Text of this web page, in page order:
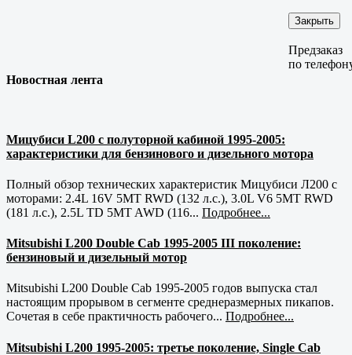
Закрыть
Предзаказ
по
Новостная лента
Мицубиси L200 с полуторной кабиной 1995-2005:
характеристики для бензинового и дизельного мотора
Полный обзор технических характеристик Мицубиси Л200 с
моторами: 2.4L 16V 5MT RWD (132 л.с.), 3.0L V6 5MT RWD
(181 л.с.), 2.5L TD 5MT AWD (116... Подробнее...
Mitsubishi L200 Double Cab 1995-2005 III поколение:
бензиновый и дизельный мотор
Mitsubishi L200 Double Cab 1995-2005 годов выпуска стал
настоящим прорывом в сегменте среднеразмерных пикапов.
Сочетая в себе практичность рабочего... Подробнее...
Mitsubishi L200 1995-2005: третье поколение, Single Cab